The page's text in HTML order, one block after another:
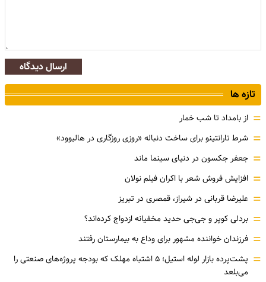
ارسال دیدگاه
تازه ها
= از بامداد تا شب خمار
= شرط تارانتینو برای ساخت دنباله «روزی روزگاری در هالیوود»
= جعفر جکسون در دنیای سینما ماند
= افزایش فروش شعر با اکران فیلم نولان
= علیرضا قربانی در شیراز، قمصری در تبریز
= بردلی کوپر و جی‌جی حدید مخفیانه ازدواج کرده‌اند؟
= فرزندان خواننده مشهور برای وداع به بیمارستان رفتند
=
پشت‌پرده بازار لوله استیل؛ ۵ اشتباه مهلک که بودجه پروژه‌های صنعتی را
می‌بلعد